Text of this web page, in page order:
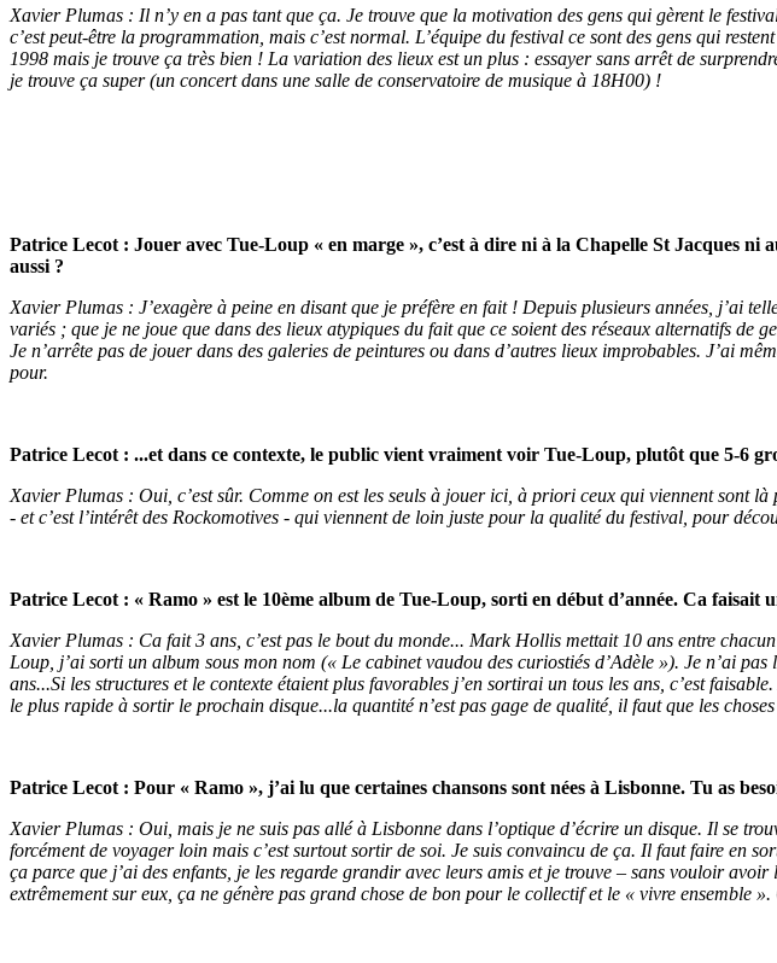
Xavier Plumas : Il n’y en a pas tant que ça. Je trouve que la motivation des gens qui gèrent le
c’est peut-être la programmation, mais c’est normal. L’équipe du festival ce sont des gens qui
1998 mais je trouve ça très bien ! La variation des lieux est un plus : essayer sans arrêt de
je trouve ça super (un concert dans une salle de conservatoire de musique à 18H00) !
Patrice Lecot : Jouer avec Tue-Loup « en marge », c’est à dire ni à la Chapelle St Jacques
aussi ?
Xavier Plumas : J’exagère à peine en disant que je préfère en fait ! Depuis plusieurs années, j’ai
variés ; que je ne joue que dans des lieux atypiques du fait que ce soient des réseaux alternatifs de
Je n’arrête pas de jouer dans des galeries de peintures ou dans d’autres lieux improbables. J’ai
pour.
Patrice Lecot : ...et dans ce contexte, le public vient vraiment voir Tue-Loup, plutôt que 5-6
Xavier Plumas : Oui, c’est sûr. Comme on est les seuls à jouer ici, à priori ceux qui viennent sont
- et c’est l’intérêt des Rockomotives - qui viennent de loin juste pour la qualité du festival, pour
Patrice Lecot : « Ramo » est le 10ème album de Tue-Loup, sorti en début d’année. Ca faisait
Xavier Plumas : Ca fait 3 ans, c’est pas le bout du monde... Mark Hollis mettait 10 ans entre
Loup, j’ai sorti un album sous mon nom (« Le cabinet vaudou des curiostiés d’Adèle »). Je n’ai
ans...Si les structures et le contexte étaient plus favorables j’en sortirai un tous les ans, c’est
le plus rapide à sortir le prochain disque...la quantité n’est pas gage de qualité, il faut que les
Patrice Lecot : Pour « Ramo », j’ai lu que certaines chansons sont nées à Lisbonne. Tu as
Xavier Plumas : Oui, mais je ne suis pas allé à Lisbonne dans l’optique d’écrire un disque. Il se
forcément de voyager loin mais c’est surtout sortir de soi. Je suis convaincu de ça. Il faut faire en
ça parce que j’ai des enfants, je les regarde grandir avec leurs amis et je trouve – sans vouloir
extrêmement sur eux, ça ne génère pas grand chose de bon pour le collectif et le « vivre ensemble